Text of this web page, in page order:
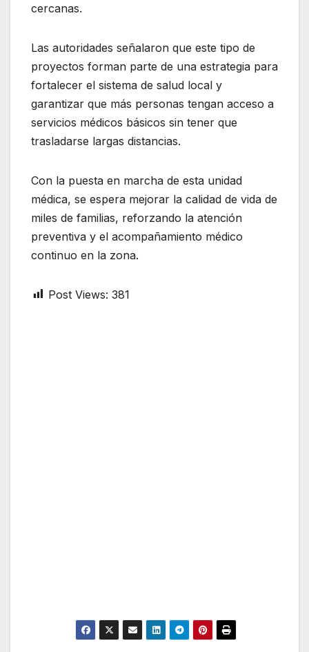
cercanas.
Las autoridades señalaron que este tipo de
proyectos forman parte de una estrategia para
fortalecer el sistema de salud local y
garantizar que más personas tengan acceso a
servicios médicos básicos sin tener que
trasladarse largas distancias.
Con la puesta en marcha de esta unidad
médica, se espera mejorar la calidad de vida de
miles de familias, reforzando la atención
preventiva y el acompañamiento médico
continuo en la zona.
Post Views: 381